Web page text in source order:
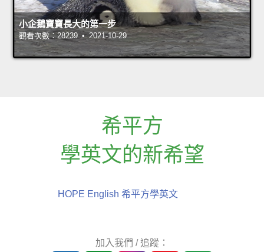
小企鵝寶寶長大的第一步
觀看次數：28239 • 2021-10-29
希平方
學英文的新希望
HOPE English 希平方學英文
加入我們 / 追蹤：